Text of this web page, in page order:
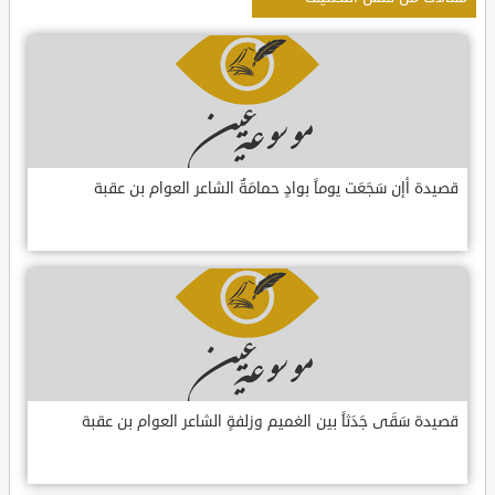
قصيدة أإن سَجَعَت يوماً بوادٍ حمامَةٌ الشاعر العوام بن عقبة
قصيدة سَقَى جَدَثاً بين الغميم وزلفةٍ الشاعر العوام بن عقبة